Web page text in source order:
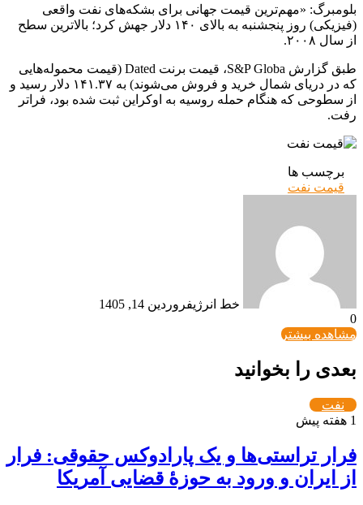
بلومبرگ: «مهم‌ترین قیمت جهانی برای بشکه‌های نفت واقعی
(فیزیکی) روز پنجشنبه به بالای ۱۴۰ دلار جهش کرد؛ بالاترین سطح
از سال ۲۰۰۸.
طبق گزارش S&P Globa، قیمت برنت Dated (قیمت محموله‌هایی
که در دریای شمال خرید و فروش می‌شوند) به ۱۴۱.۳۷ دلار رسید و
از سطوحی که هنگام حمله روسیه به اوکراین ثبت شده بود، فراتر
رفت.
برچسب ها
قیمت نفت
خط انرژیفروردین 14, 1405
0
مشاهده بیشتر
بعدی را بخوانید
نفت
1 هفته پیش
فرار تراستی‌ها و یک پارادوکس حقوقی: فرار
از ایران و ورود به حوزۀ قضایی آمریکا